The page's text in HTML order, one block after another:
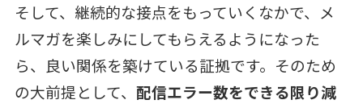
そして、継続的な接点をもっていくなかで、メ
ルマガを楽しみにしてもらえるようになった
ら、良い関係を築けている証拠です。そのため
の大前提として、 配信エラー数をできる限り減